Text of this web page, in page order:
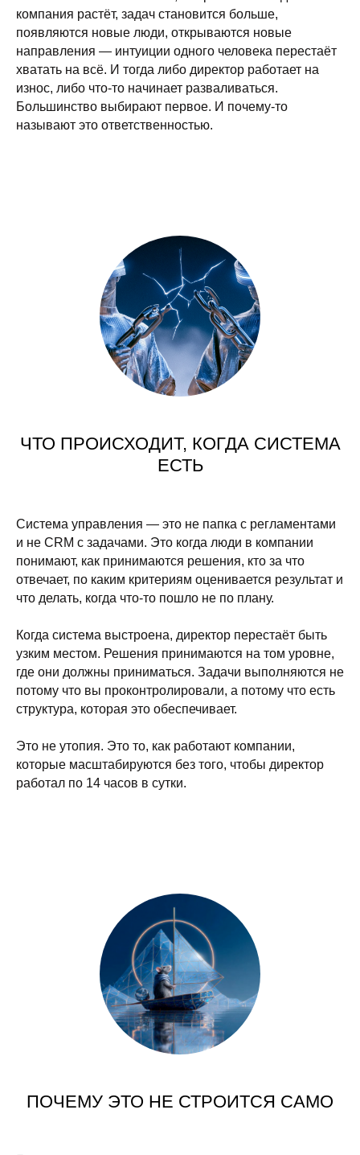
компания растёт, задач становится больше,
появляются новые люди, открываются новые
направления — интуиции одного человека перестаёт
хватать на всё. И тогда либо директор работает на
износ, либо что-то начинает разваливаться.
Большинство выбирают первое. И почему-то
называют это ответственностью.
ЧТО ПРОИСХОДИТ, КОГДА СИСТЕМА
ЕСТЬ
Система управления — это не папка с регламентами
и не CRM с задачами. Это когда люди в компании
понимают, как принимаются решения, кто за что
отвечает, по каким критериям оценивается результат и
что делать, когда что-то пошло не по плану.
Когда система выстроена, директор перестаёт быть
узким местом. Решения принимаются на том уровне,
где они должны приниматься. Задачи выполняются не
потому что вы проконтролировали, а потому что есть
структура, которая это обеспечивает.
Это не утопия. Это то, как работают компании,
которые масштабируются без того, чтобы директор
работал по 14 часов в сутки.
ПОЧЕМУ ЭТО НЕ СТРОИТСЯ САМО